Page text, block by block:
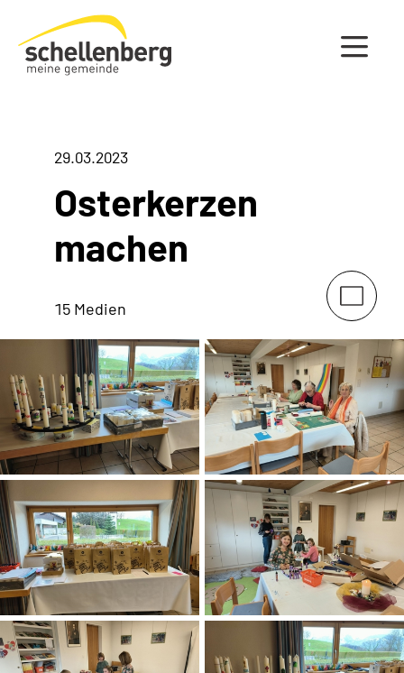
Gemeinde Schellenberg Startseite
29.03.2023
Osterkerzen
machen
15 Medien